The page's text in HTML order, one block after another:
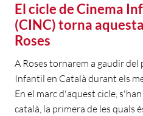
El cicle de Cinema
(CINC) torna
Roses
A Roses tornarem a gaudir
Infantil en Català durant els
En el marc d'aquest cicle,
català, la primera de les quals